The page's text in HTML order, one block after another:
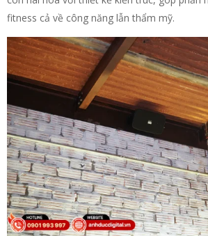
fitness cả về công năng lẫn thẩm mỹ.